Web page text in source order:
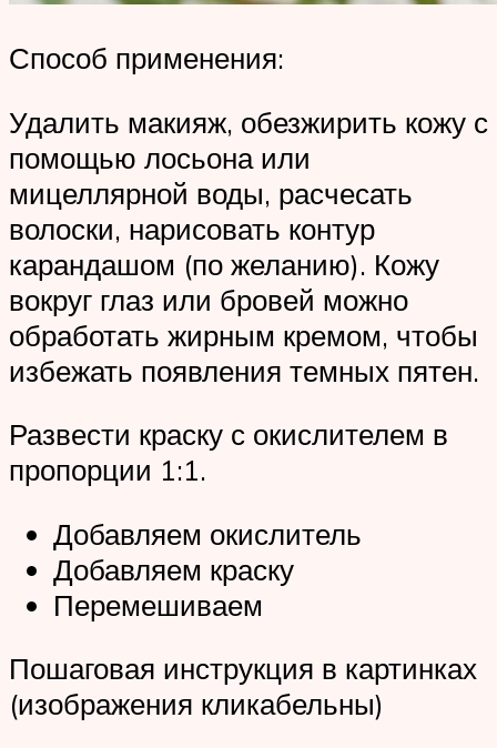
Способ применения:
Удалить макияж, обезжирить кожу с
помощью лосьона или
мицеллярной воды, расчесать
волоски, нарисовать контур
карандашом (по желанию). Кожу
вокруг глаз или бровей можно
обработать жирным кремом, чтобы
избежать появления темных пятен.
Развести краску с окислителем в
пропорции 1:1.
Добавляем окислитель
Добавляем краску
Перемешиваем
Пошаговая инструкция в картинках
(изображения кликабельны)